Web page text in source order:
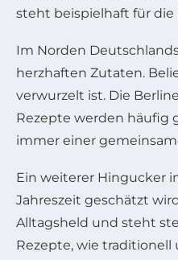
steht beispielhaft für
Im Norden
herzhaften Zutaten.
verwurzelt ist. Die
Rezepte werden häufig
immer einer
Ein weiterer Hingucker
Jahreszeit geschätzt
Alltagsheld und steht
Rezepte, wie